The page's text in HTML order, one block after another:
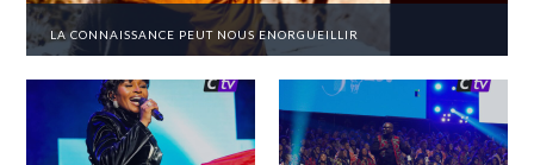
LA CONNAISSANCE PEUT NOUS ENORGUEILLIR